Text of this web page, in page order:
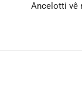
Ancelotti vê